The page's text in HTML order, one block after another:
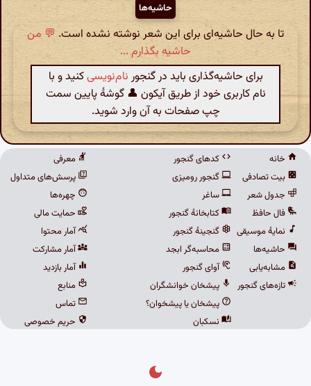
حاشیه‌ها
تا به حال حاشیه‌ای برای این شعر نوشته نشده است. 💬 من
حاشیه بگذارم ...
برای حاشیه‌گذاری باید در گنجور نام‌نویسیکنید و با
نام کاربری خود از طریق آیکون 👤 گوشهٔ پایین سمت
چپ صفحات به آن وارد شوید.
خانه
بیت تصادفی
جدول شعر
فال حافظ
نمایهٔ موسیقی
حاشیه‌ها
مشابه‌یابی
تازه‌های گنجور
کدهای گنجور
گنجور رومیزی
ساغر
کتابخانهٔ گنجور
گنجینهٔ گنجور
محاسبه‌گر ابجد
آوای گنجور
پیشخان خوانشگران
پیشخان یا پیشخوان؟
نسکبان
معرفی
پرسش‌های متداول
چهره‌ها
حمایت مالی
آمار محتوا
آمار مشارکت
آمار بازدید
منابع
تماس
حریم خصوصی